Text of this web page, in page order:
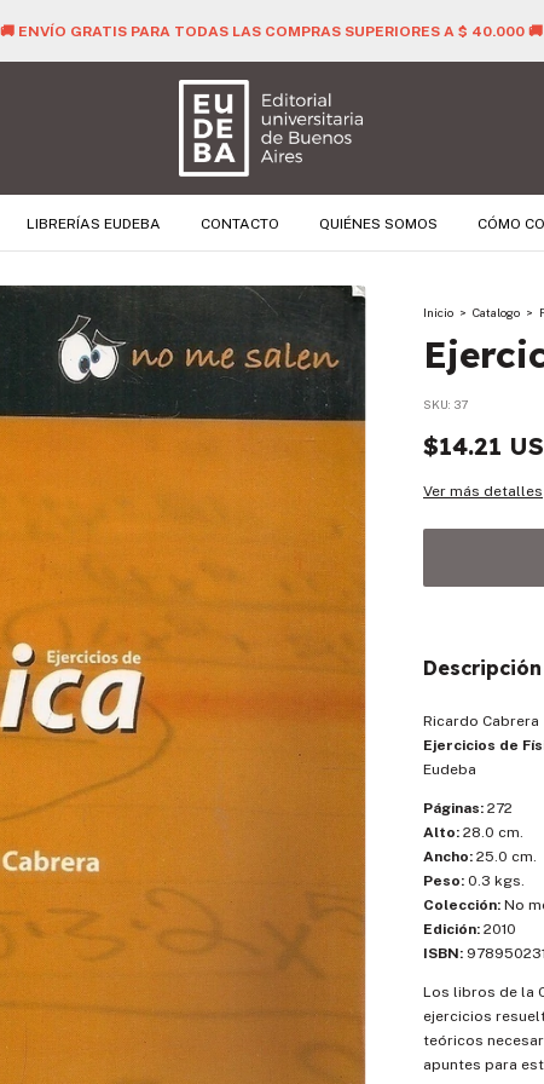
LAS COMPRAS SUPERIORES A $ 40.000 🚚
LIBRERÍAS EUDEBA CONTACTO QUIÉNES SOMOS CÓMO
Inicio > Catalogo >
SKU: 37
$14.21
Ver más detalles
Descripción
Ricardo Cabrera
Ejercicios de
Eudeba
Páginas: 272
Alto: 28.0 cm.
Ancho: 25.0 cm.
Peso: 0.3 kgs.
Colección: No
Edición: 2010
ISBN:
Los libros de la
ejercicios
teóricos
apuntes para